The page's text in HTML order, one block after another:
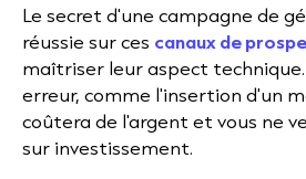
Le secret d'une campagne de
réussie sur ces canaux de
maîtriser leur aspect
erreur, comme l'insertion d'un
coûtera de l'argent et vous ne
sur investissement.